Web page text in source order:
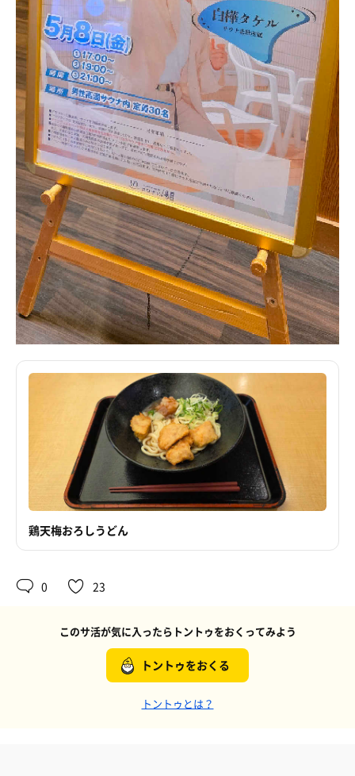
鶏天梅おろしうどん
0 23
このサ活が気に入ったらトントゥをおくってみよう
トントゥをおくる
トントゥとは？